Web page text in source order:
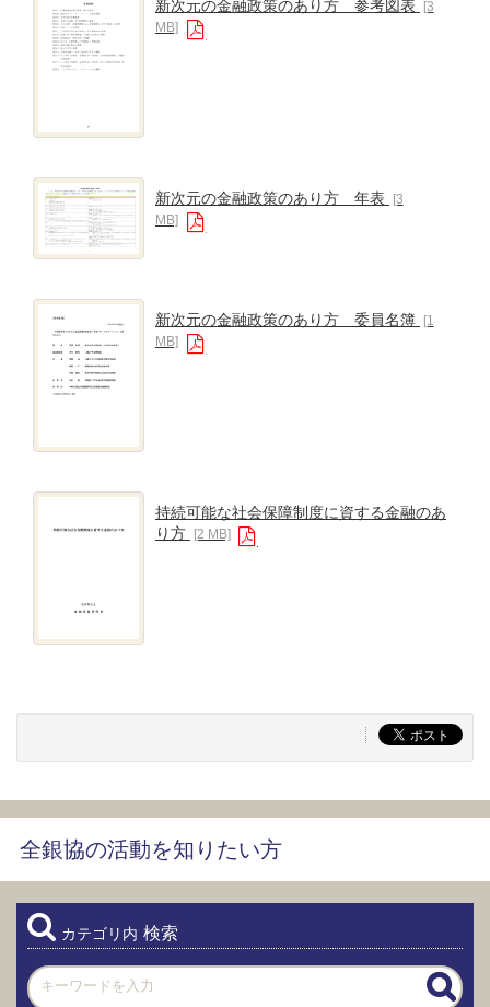
新次元の金融政策のあり方 参考図表
[3
MB]
新次元の金融政策のあり方 年表
[3
MB]
新次元の金融政策のあり方 委員名簿
[1
MB]
持続可能な社会保障制度に資する金融のあ
り方
[2 MB]
全銀協の活動を知りたい方
カテゴリ内 検索